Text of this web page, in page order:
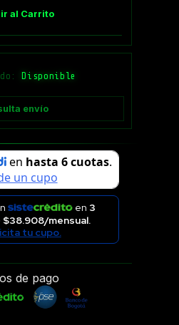
al Carrito
Disponible
envío
en 3
$38.908/mensual.
tu cupo.